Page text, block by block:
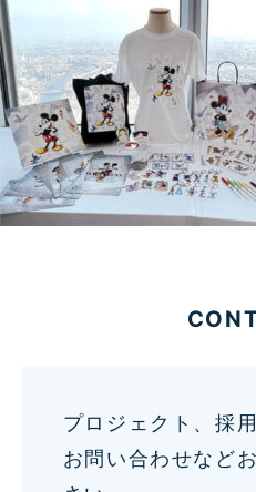
プロジェクト、採
お問い合わせなど